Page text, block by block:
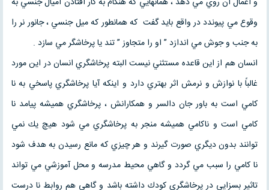
وقوع مي پيوندد در واقع بايد گفت كه همانطور كه ميل جنسي ، جانور نر را
به جنب و جوش مي اندازد ” او را متجاوز ” تند يا پرخاشگر مي سازد .
انسان هم از اين قاعده مستثني نيست البته پرخاشگري انسان در اين مورد
غالباً با نوازش و نرمش اثر بهتري دارد و اينكه آيا پرخاشگري پاسخي به نا
كامي است به باور جان دالسر و همكارانش ، پرخاشگري هميشه پيامد نا
كامي است و ناكامي هميشه منجر به پرخاشگري مي شود هيچ يك نمي
توانند بدون ديگري صورت گيرند و هر چيزي كه مانع رسيدن به هدف شود
نا كامي را سبب مي گردد و گاهي محيط مدرسه و محل آموزشي مي تواند
تاثير بسزايي در پرخاشگري كودك داشته باشد و گاهي هم روابط نا درست